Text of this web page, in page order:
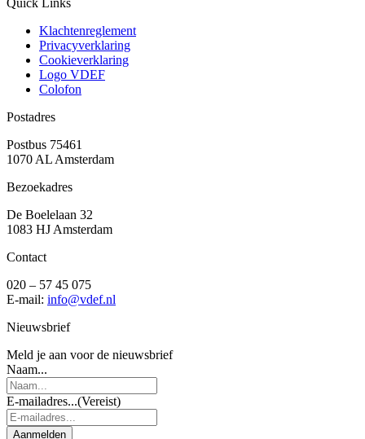
Quick Links
Klachtenreglement
Privacyverklaring
Cookieverklaring
Logo VDEF
Colofon
Postadres
Postbus 75461
1070 AL Amsterdam
Bezoekadres
De Boelelaan 32
1083 HJ Amsterdam
Contact
020 – 57 45 075
E-mail: info@vdef.nl
Nieuwsbrief
Meld je aan voor de nieuwsbrief
Naam...
E-mailadres...(Vereist)
Aanmelden